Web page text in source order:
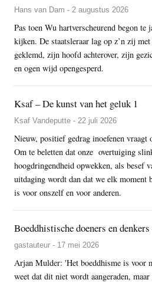
Hans van Dam - 2 augustus 2026
Pas toen Wu hartverscheurend begon te
kijken. De staatsleraar lag op z’n zij
geklemd, zijn hoofd achterover, zijn
en ogen wijd opengesperd.
Ksaf – De kunst van het geluk 1
Ksaf Vandeputte - 22 juli 2026
Nieuw, positief gedrag inoefenen vraagt
Om te beletten dat onze overtuiging
hoogdringendheid opwekken, als besef
uitdaging wordt dan dat we elk moment
is voor onszelf en voor anderen.
Boeddhistische doeners en
gastauteur - 17 mei 2026
Arjan Mulder: 'Het boeddhisme is voor
weet dat dit niet wordt aangeraden,